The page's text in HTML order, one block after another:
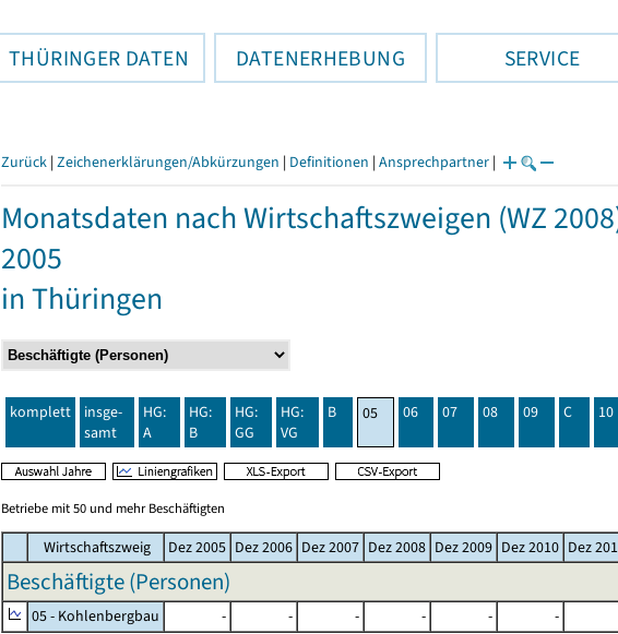
THÜRINGER DATEN DATENERHEBUNG SERVICE
Zurück | Zeichenerklärungen/Abkürzungen | Definitionen | Ansprechpartner |
Monatsdaten nach Wirtschaftszweigen (WZ
2005
in Thüringen
komplett
insge-
samt
HG:
A
HG:
B
HG:
GG
HG:
VG
B 05 06 07 08 09 C 10
Betriebe mit 50 und mehr Beschäftigten
Wirtschaftszweig Dez 2005 Dez 2006 Dez 2007 Dez 2008 Dez 2009 Dez 2010 Dez
Beschäftigte (Personen)
05 - Kohlenbergbau - - - - - -